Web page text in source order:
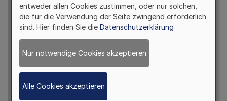
entweder allen Cookies zustimmen, oder nur solchen,
die für die Verwendung der Seite zwingend erforderlich
sind. Hier finden Sie die Datenschutzerklärung
Nur notwendige Cookies akzeptieren
Alle Cookies akzeptieren